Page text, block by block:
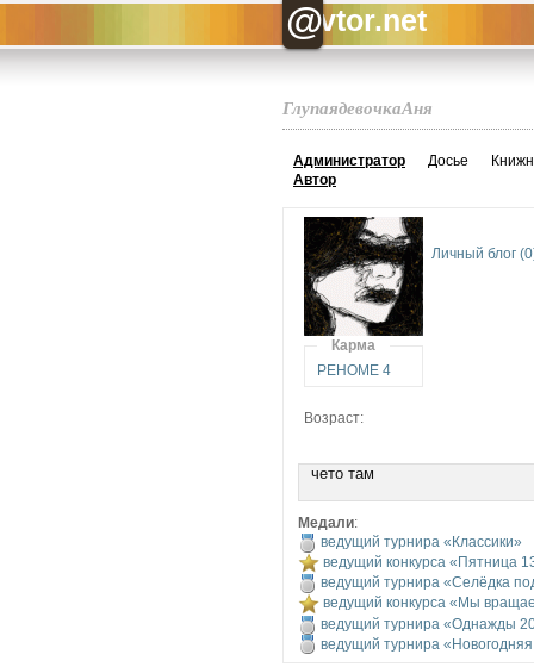
@vtor.net
ГлупаядевочкаАня
Администратор
Автор
Досье
Карма
РЕНОМЕ 4
Возраст:
Личный блог
чето там
Медали:
ведущий турнира «Классики»
ведущий конкурса «Пятница
ведущий турнира «Селёдка
ведущий конкурса «Мы
ведущий турнира «Однажды
ведущий турнира «Новогодняя